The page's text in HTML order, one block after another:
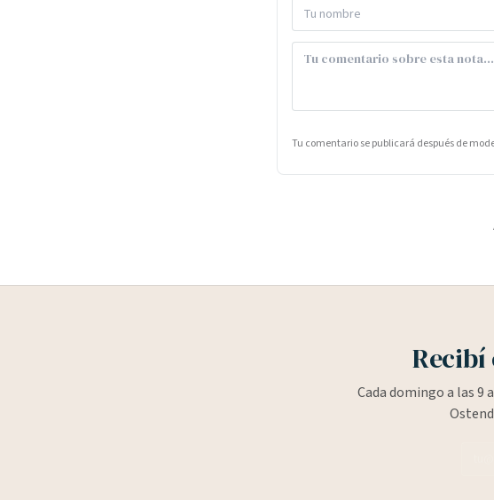
Tu comentario se publicará después de
Recibí
Cada domingo a las 9